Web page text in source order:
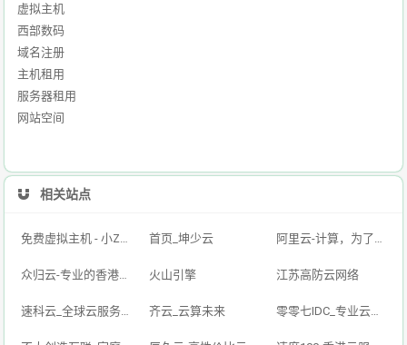
虚拟主机
西部数码
域名注册
主机租用
服务器租用
网站空间
相关站点
免费虚拟主机 - 小Z云——免费虚拟主机 首页_坤少云 阿里云-计算，为了无法计算的价值
众归云-专业的香港云服务器_云主机_VPS挂机宝_高防CDN_服务器租用提供商！ 火山引擎 江苏高防云网络
速科云_全球云服务提供商_专业的云计算解决方案 齐云_云算未来 零零七IDC_专业云计算服务提供商_高效稳定的服务器租用与托管服务